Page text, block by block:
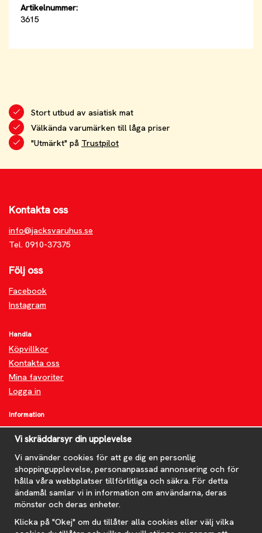
Artikelnummer:
3615
Stort utbud av asiatisk mat
Välkända varumärken till låga priser
"Utmärkt" på Trustpilot
Kontakta oss
info@jacksvaruhus.se
Tel. 0910-37375
Följ oss
Facebook
Instagram
Handla
Köpvillkor
Kontakta oss
Mina favoriter
Logga in
Information
Om oss
FAQ
Nyheter
Nyhetsbrev
Om cookies
Prenumerera på nyhetsbrevet för våra bästa erbjudanden och
nyheter!
Vi skräddarsyr din upplevelse
Vi använder cookies för att ge dig en personlig
shoppingupplevelse, personanpassad annonsering och för
hålla våra webbplatser tillförlitliga och säkra. För detta
ändamål samlar vi in information om användarna, deras
mönster och deras enheter.
Klicka på "Okej" om du tillåter alla cookies eller välj vilka